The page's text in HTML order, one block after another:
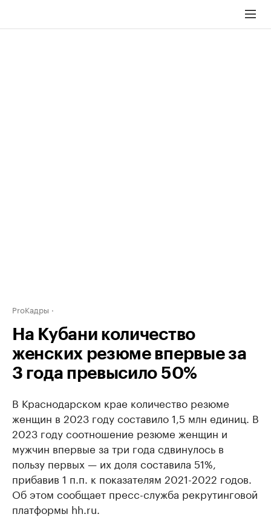
ProКадры
На Кубани количество
женских резюме впервые за
3 года превысило 50%
В Краснодарском крае количество резюме
женщин в 2023 году составило 1,5 млн единиц. В
2023 году соотношение резюме женщин и
мужчин впервые за три года сдвинулось в
пользу первых — их доля составила 51%,
прибавив 1 п.п. к показателям 2021-2022 годов.
Об этом сообщает пресс-служба рекрутинговой
платформы hh.ru.